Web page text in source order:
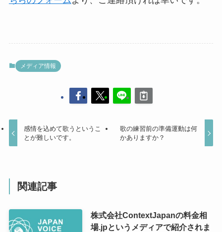
メディア情報
感情を込めて歌うというこ
とが難しいです。
歌の練習前の準備運動は何
かありますか？
関連記事
株式会社ContextJapanの料金相
場.jpというメディアで紹介されま